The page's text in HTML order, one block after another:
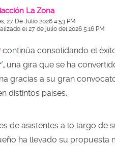
La Zona
27 De Julio 2026 4:53 PM
el 27 de julio del 2026 5:16 PM
continúa consolidando el
una gira que se ha
gracias a su gran
distintos países.
de asistentes a lo largo de
ha llevado su propuesta